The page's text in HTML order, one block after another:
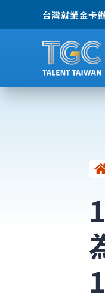
台灣就業金卡